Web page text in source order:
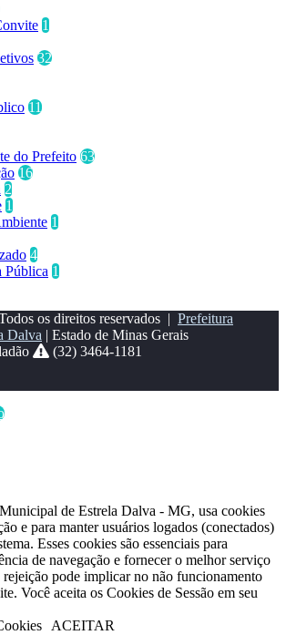
1
32
11
do Prefeito 63
16
2
1
1
4
Pública 1
os direitos reservados | Prefeitura
Dalva | Estado de Minas Gerais
(32) 3464-1181
de Estrela Dalva - MG, usa cookies
e para manter usuários logados (conectados)
Esses cookies são essenciais para
de navegação e fornecer o melhor serviço
pode implicar no não funcionamento
Você aceita os Cookies de Sessão em seu
ACEITAR